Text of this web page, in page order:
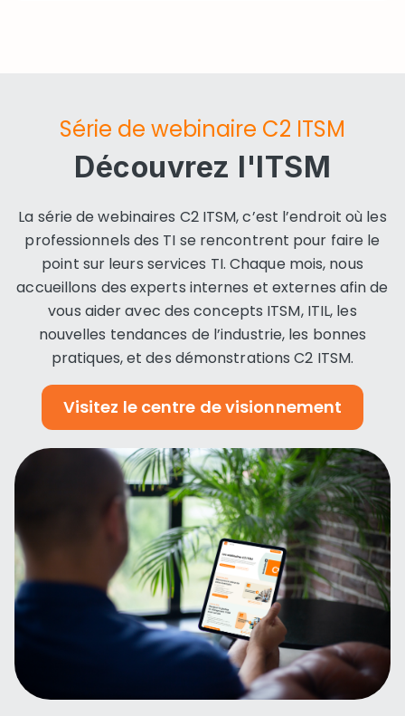
Série de webinaire C2 ITSM
Découvrez l'ITSM
La série de webinaires C2 ITSM, c’est l’endroit où les
professionnels des TI se rencontrent pour faire le
point sur leurs services TI. Chaque mois, nous
accueillons des experts internes et externes afin de
vous aider avec des concepts ITSM, ITIL, les
nouvelles tendances de l’industrie, les bonnes
pratiques, et des démonstrations C2 ITSM.
Visitez le centre de visionnement